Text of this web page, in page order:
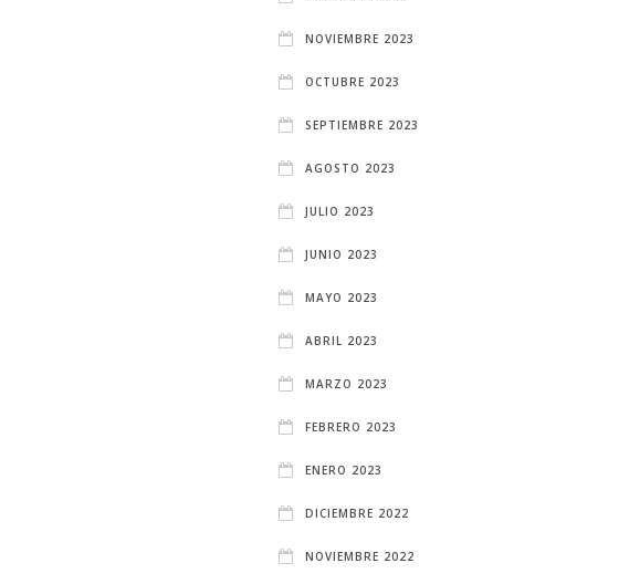
NOVIEMBRE 2023
OCTUBRE 2023
SEPTIEMBRE 2023
AGOSTO 2023
JULIO 2023
JUNIO 2023
MAYO 2023
ABRIL 2023
MARZO 2023
FEBRERO 2023
ENERO 2023
DICIEMBRE 2022
NOVIEMBRE 2022